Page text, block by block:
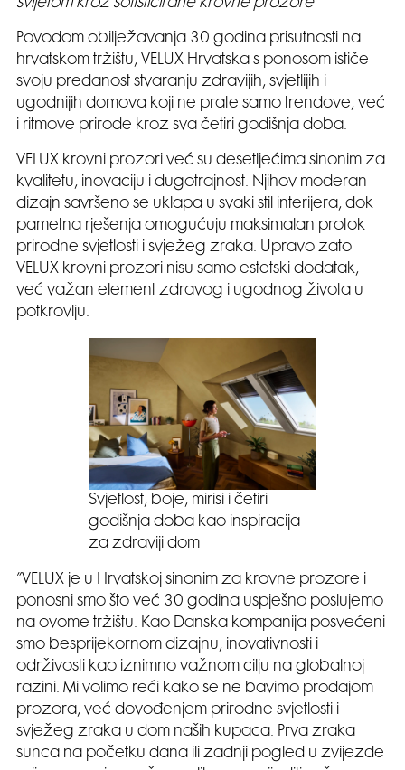
svijetom kroz sofisticirane krovne prozore
Povodom obilježavanja 30 godina prisutnosti na
hrvatskom tržištu, VELUX Hrvatska s ponosom ističe
svoju predanost stvaranju zdravijih, svjetlijih i
ugodnijih domova koji ne prate samo trendove, već
i ritmove prirode kroz sva četiri godišnja doba.
VELUX krovni prozori već su desetljećima sinonim za
kvalitetu, inovaciju i dugotrajnost. Njihov moderan
dizajn savršeno se uklapa u svaki stil interijera, dok
pametna rješenja omogućuju maksimalan protok
prirodne svjetlosti i svježeg zraka. Upravo zato
VELUX krovni prozori nisu samo estetski dodatak,
već važan element zdravog i ugodnog života u
potkrovlju.
Svjetlost, boje, mirisi i četiri
godišnja doba kao inspiracija
za zdraviji dom
”VELUX je u Hrvatskoj sinonim za krovne prozore i
ponosni smo što već 30 godina uspješno poslujemo
na ovome tržištu. Kao Danska kompanija posvećeni
smo besprijekornom dizajnu, inovativnosti i
održivosti kao iznimno važnom cilju na globalnoj
razini. Mi volimo reći kako se ne bavimo prodajom
prozora, već dovođenjem prirodne svjetlosti i
svježeg zraka u dom naših kupaca. Prva zraka
sunca na početku dana ili zadnji pogled u zvijezde